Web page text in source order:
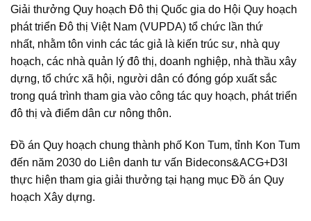
Giải thưởng Quy hoạch Đô thị Quốc gia do Hội Quy hoạch
phát triển Đô thị Việt Nam (VUPDA) tổ chức lần thứ
nhất, nhằm tôn vinh các tác giả là kiến trúc sư, nhà quy
hoạch, các nhà quản lý đô thị, doanh nghiệp, nhà thầu xây
dựng, tổ chức xã hội, người dân có đóng góp xuất sắc
trong quá trình tham gia vào công tác quy hoạch, phát triển
đô thị và điểm dân cư nông thôn.
Đồ án Quy hoạch chung thành phố Kon Tum, tỉnh Kon Tum
đến năm 2030 do Liên danh tư vấn Bidecons&ACG+D3I
thực hiện tham gia giải thưởng tại hạng mục Đồ án Quy
hoạch Xây dựng.